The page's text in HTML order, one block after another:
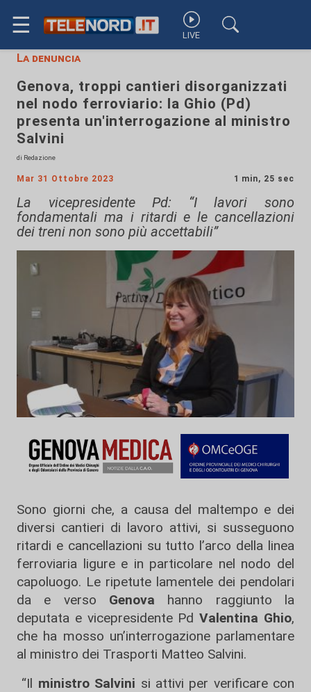
☰ LIVE
La denuncia
Genova, troppi cantieri disorganizzati
nel nodo ferroviario: la Ghio (Pd)
presenta un'interrogazione al ministro
Salvini
di Redazione
Mar 31 Ottobre 2023 1 min, 25 sec
La vicepresidente Pd: “I lavori sono
fondamentali ma i ritardi e le cancellazioni
dei treni non sono più accettabili”
Sono giorni che, a causa del maltempo e dei
diversi cantieri di lavoro attivi, si susseguono
ritardi e cancellazioni su tutto l’arco della linea
ferroviaria ligure e in particolare nel nodo del
capoluogo. Le ripetute lamentele dei pendolari
da e verso Genova hanno raggiunto la
deputata e vicepresidente PdValentina Ghio,
che ha mosso un’interrogazione parlamentare
al ministro dei Trasporti Matteo Salvini.
“Il ministro Salvini si attivi per verificare con